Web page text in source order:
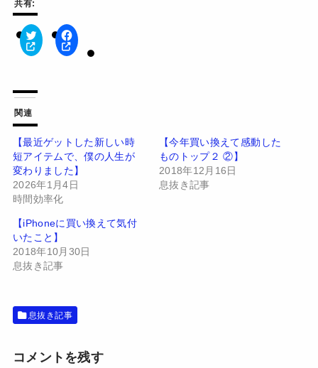
共有:
ク
リ
て
T
w
i
t
t
e
r
で
共
有
(
新
い
ウ
ィ
ン
ド
ウ
ま
す
)
F
a
有
す
る
に
は
ク
リ
ッ
し
て
だ
さ
い
い
ウ
ィ
ウ
で
関連
【最近ゲットした新しい時
短アイテムで、僕の人生が
変わりました】
2026年1月4日
時間効率化
【今年買い換えて感動した
ものトップ２ ②】
2018年12月16日
息抜き記事
【iPhoneに買い換えて気付
いたこと】
2018年10月30日
息抜き記事
息抜き記事
コメントを残す